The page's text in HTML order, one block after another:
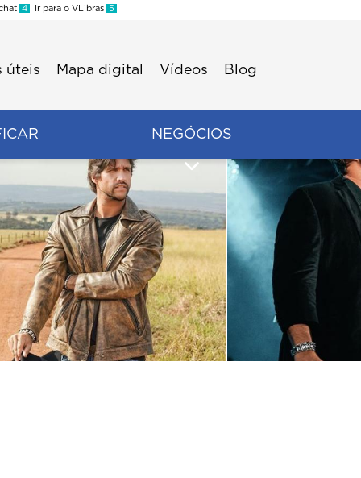
4 Ir para o VLibras 5
úteis Mapa digital Vídeos Blog
NEGÓCIOS